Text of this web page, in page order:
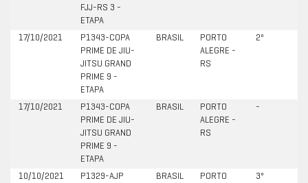
FJJ-RS 3 -
ETAPA
17/10/2021
P1343-COPA
PRIME DE JIU-
JITSU GRAND
PRIME 9 -
ETAPA
BRASIL
PORTO
ALEGRE -
RS
2º
17/10/2021
P1343-COPA
PRIME DE JIU-
JITSU GRAND
PRIME 9 -
ETAPA
BRASIL
PORTO
ALEGRE -
RS
-
10/10/2021
P1329-AJP
BRASIL
PORTO
3º